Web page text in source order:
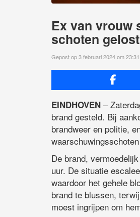
Ex van vrouw
schoten gelost
Gepost op 3 februari 2024 om 23:31
EINDHOVEN –
brand gesteld. Bij
brandweer en politie,
De brand,
uur. De situatie
waardoor het gehele
brand te blussen,
moest ingrijpen om